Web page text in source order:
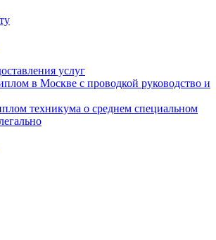
услуг
в Москве с проводкой руководство и
техникума о среднем специальном